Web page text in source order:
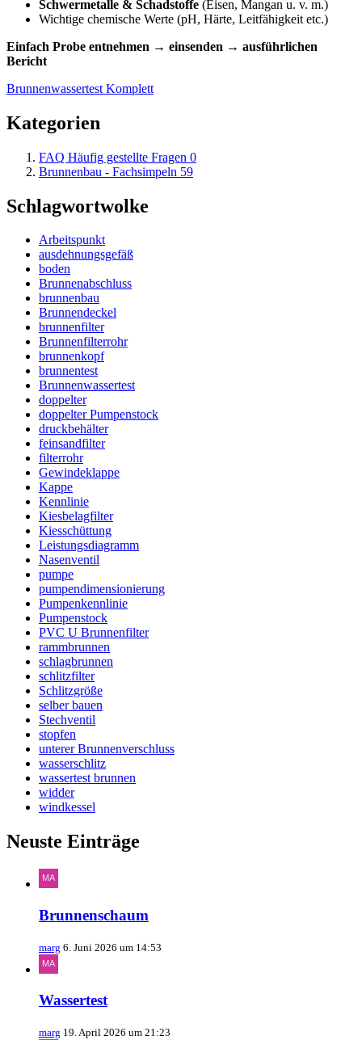
Schwermetalle & Schadstoffe (Eisen, Mangan u. v. m.)
Wichtige chemische Werte (pH, Härte, Leitfähigkeit etc.)
Einfach Probe entnehmen → einsenden → ausführlichen
Bericht
Brunnenwassertest Komplett
Kategorien
FAQ Häufig gestellte Fragen 0
Brunnenbau - Fachsimpeln 59
Schlagwortwolke
Arbeitspunkt
ausdehnungsgefäß
boden
Brunnenabschluss
brunnenbau
Brunnendeckel
brunnenfilter
Brunnenfilterrohr
brunnenkopf
brunnentest
Brunnenwassertest
doppelter
doppelter Pumpenstock
druckbehälter
feinsandfilter
filterrohr
Gewindeklappe
Kappe
Kennlinie
Kiesbelagfilter
Kiesschüttung
Leistungsdiagramm
Nasenventil
pumpe
pumpendimensionierung
Pumpenkennlinie
Pumpenstock
PVC U Brunnenfilter
rammbrunnen
schlagbrunnen
schlitzfilter
Schlitzgröße
selber bauen
Stechventil
stopfen
unterer Brunnenverschluss
wasserschlitz
wassertest brunnen
widder
windkessel
Neuste Einträge
Brunnenschaum
marg 6. Juni 2026 um 14:53
Wassertest
marg 19. April 2026 um 21:23